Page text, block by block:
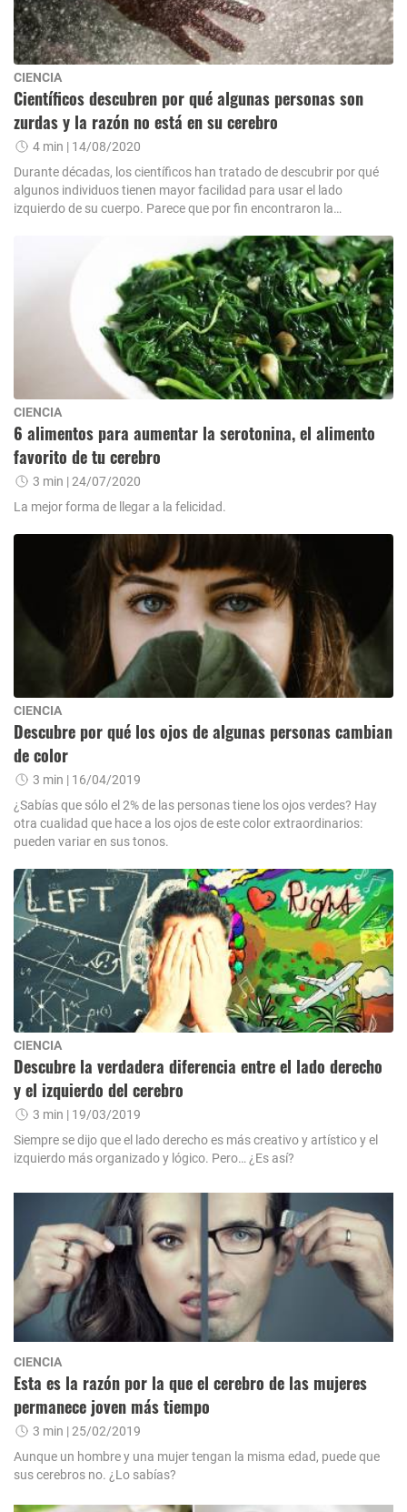
CIENCIA
Científicos descubren por qué algunas personas son
zurdas y la razón no está en su cerebro
4 min | 14/08/2020
Durante décadas, los científicos han tratado de descubrir por qué
algunos individuos tienen mayor facilidad para usar el lado
izquierdo de su cuerpo. Parece que por fin encontraron la
CIENCIA
6 alimentos para aumentar la serotonina, el alimento
favorito de tu cerebro
3 min | 24/07/2020
La mejor forma de llegar a la felicidad.
CIENCIA
Descubre por qué los ojos de algunas personas cambian
de color
3 min | 16/04/2019
¿Sabías que sólo el 2% de las personas tiene los ojos verdes? Hay
otra cualidad que hace a los ojos de este color extraordinarios:
pueden variar en sus tonos.
CIENCIA
Descubre la verdadera diferencia entre el lado derecho
y el izquierdo del cerebro
3 min | 19/03/2019
Siempre se dijo que el lado derecho es más creativo y artístico y el
izquierdo más organizado y lógico. Pero… ¿Es así?
CIENCIA
Esta es la razón por la que el cerebro de las mujeres
permanece joven más tiempo
3 min | 25/02/2019
Aunque un hombre y una mujer tengan la misma edad, puede que
sus cerebros no. ¿Lo sabías?